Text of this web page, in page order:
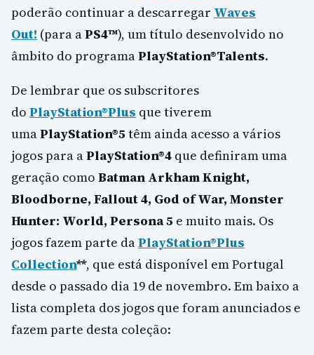
poderão continuar a descarregar Waves
Out! (para aPS4™), um título desenvolvido no
âmbito do programaPlayStation®Talents.
De lembrar que os subscritores
do PlayStation®Plus que tiverem
umaPlayStation®5 têm ainda acesso a vários
jogos para aPlayStation®4 que definiram uma
geração como Batman Arkham Knight,
Bloodborne, Fallout 4, God of War, Monster
Hunter: World, Persona 5 e muito mais. Os
jogos fazem parte daPlayStation®Plus
Collection**, que está disponível em Portugal
desde o passado dia 19 de novembro. Em baixo a
lista completa dos jogos que foram anunciados e
fazem parte desta coleção: